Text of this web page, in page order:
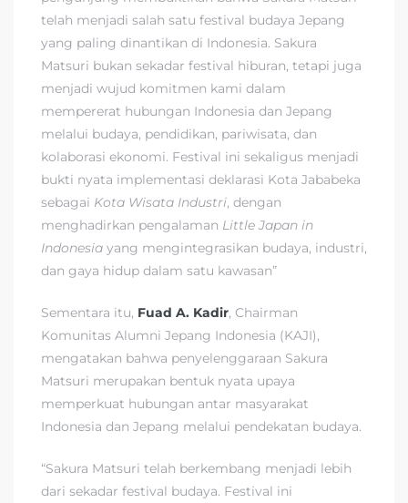
telah menjadi salah satu festival budaya Jepang
yang paling dinantikan di Indonesia. Sakura
Matsuri bukan sekadar festival hiburan, tetapi juga
menjadi wujud komitmen kami dalam
mempererat hubungan Indonesia dan Jepang
melalui budaya, pendidikan, pariwisata, dan
kolaborasi ekonomi. Festival ini sekaligus menjadi
bukti nyata implementasi deklarasi Kota Jababeka
sebagai Kota Wisata Industri, dengan
menghadirkan pengalaman Little Japan in
Indonesia yang mengintegrasikan budaya, industri,
dan gaya hidup dalam satu kawasan”
Sementara itu, Fuad A. Kadir, Chairman
Komunitas Alumni Jepang Indonesia (KAJI),
mengatakan bahwa penyelenggaraan Sakura
Matsuri merupakan bentuk nyata upaya
memperkuat hubungan antar masyarakat
Indonesia dan Jepang melalui pendekatan budaya.
“Sakura Matsuri telah berkembang menjadi lebih
dari sekadar festival budaya. Festival ini